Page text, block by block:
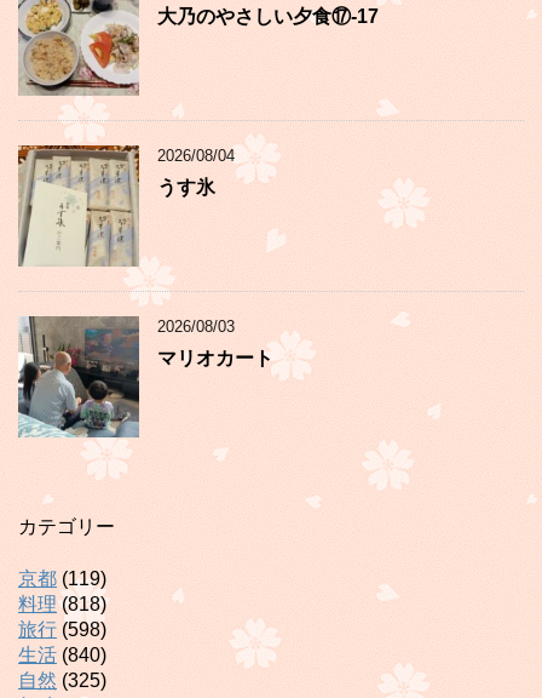
大乃のやさしい夕食⑰-17
2026/08/04
うす氷
2026/08/03
マリオカート
カテゴリー
京都 (119)
料理(818)
旅行 (598)
生活 (840)
自然 (325)